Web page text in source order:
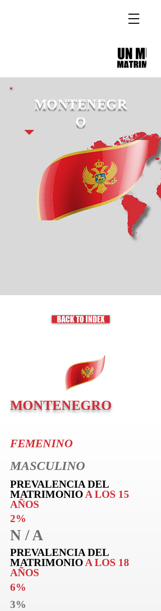
MONTENEGR
O
BACK TO INDEX
MONTENEGRO
FEMENINO
MASCULINO
PREVALENCIA DEL
MATRIMONIOA LOS 15
AÑOS
2%
N / A
PREVALENCIA DEL
MATRIMONIOA LOS 18
AÑOS
6%
3%